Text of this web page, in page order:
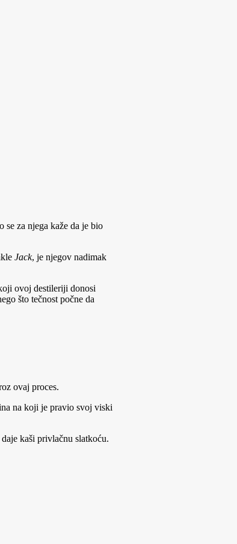
se za njega kaže da je bio
Jack, je njegov nadimak
ovoj destileriji donosi
što tečnost počne da
ovaj proces.
na koji je pravio svoj viski
kaši privlačnu slatkoću.